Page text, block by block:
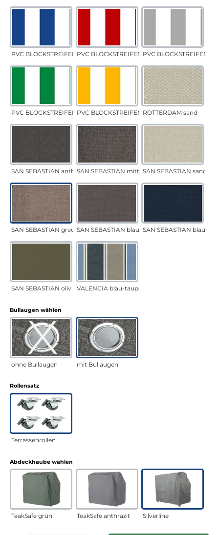
PVC BLOCKSTREIFEN blauPVC BLOCKSTREIFEN rotPVC BLOCKSTREIFEN
PVC BLOCKSTREIFEN grünPVC BLOCKSTREIFEN gelbROTTERDAM sand
SAN SEBASTIAN anthrazitSAN SEBASTIAN mittelgrauSAN SEBASTIAN sand
SAN SEBASTIAN grau-sandSAN SEBASTIAN blau-sandSAN SEBASTIAN blau
SAN SEBASTIAN oliv VALENCIA blau-taupe
Bullaugen wählen
ohne Bullaugen mit Bullaugen
Rollensatzauswählen
Terrassenrollen
Abdeckhaube wählen
TeakSafe grün TeakSafe anthrazit Silverline